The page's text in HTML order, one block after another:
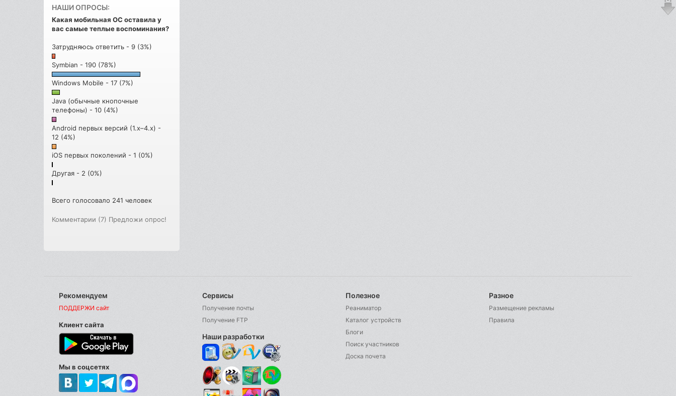
НАШИ ОПРОСЫ:
Какая мобильная ОС оставила у
вас самые теплые воспоминания?
Затрудняюсь ответить - 9 (3%)
Symbian - 190 (78%)
Windows Mobile - 17 (7%)
Java (обычные кнопочные
телефоны) - 10 (4%)
Android первых версий (1.x–4.x) -
12 (4%)
iOS первых поколений - 1 (0%)
Другая - 2 (0%)
Всего голосовало 241 человек
Комментарии (7) Предложи опрос!
Рекомендуем
ПОДДЕРЖИ сайт
Клиент сайта
Мы в соцсетях
Сервисы
Получение почты
Получение FTP
Наши разработки
Полезное
Реаниматор
Каталог устройств
Блоги
Поиск участников
Доска почета
Разное
Размещение рекламы
Правила